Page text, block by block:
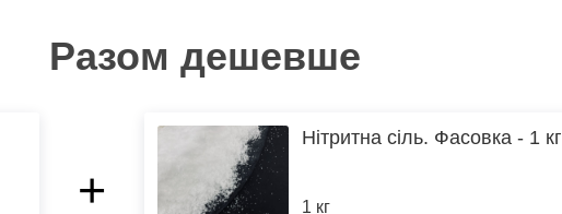
Разом дешевше
+
Нітритна сіль. Фасовка - 1 кг
1 кг